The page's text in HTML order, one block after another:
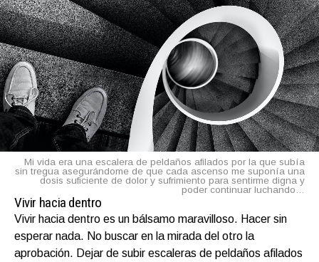
Mi vida era una escalera de peldaños afilados por la que subía
sin tregua asegurándome de que cada ascenso me suponía una
dosis suficiente de dolor y sufrimiento para sentirme digna y
poder continuar luchando…
Vivir hacia dentro
Vivir hacia dentro es un bálsamo maravilloso. Hacer sin
esperar nada. No buscar en la mirada del otro la
aprobación. Dejar de subir escaleras de peldaños afilados